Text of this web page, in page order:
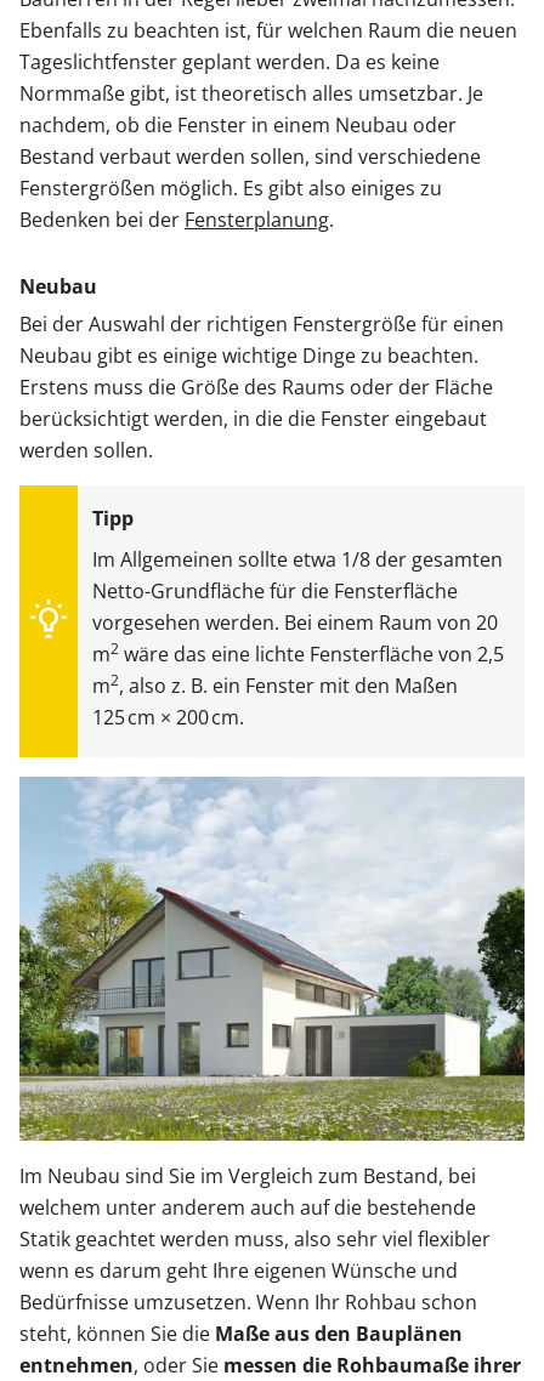
Ebenfalls zu beachten ist, für welchen Raum die neuen
Tageslichtfenster geplant werden. Da es keine
Normmaße gibt, ist theoretisch alles umsetzbar. Je
nachdem, ob die Fenster in einem Neubau oder
Bestand verbaut werden sollen, sind verschiedene
Fenstergrößen möglich. Es gibt also einiges zu
Bedenken bei der Fensterplanung.
Neubau
Bei der Auswahl der richtigen Fenstergröße für einen
Neubau gibt es einige wichtige Dinge zu beachten.
Erstens muss die Größe des Raums oder der Fläche
berücksichtigt werden, in die die Fenster eingebaut
werden sollen.
Im Allgemeinen sollte etwa 1/8 der gesamten
Netto-Grundfläche für die Fensterfläche
vorgesehen werden. Bei einem Raum von 20
m2 wäre das eine lichte Fensterfläche von 2,5
m2, also z. B. ein Fenster mit den Maßen
125 cm × 200 cm.
Im Neubau sind Sie im Vergleich zum Bestand, bei
welchem unter anderem auch auf die bestehende
Statik geachtet werden muss, also sehr viel flexibler
wenn es darum geht Ihre eigenen Wünsche und
Bedürfnisse umzusetzen. Wenn Ihr Rohbau schon
steht, können Sie die Maße aus den Bauplänen
entnehmen, oder Sie messen die Rohbaumaße ihrer